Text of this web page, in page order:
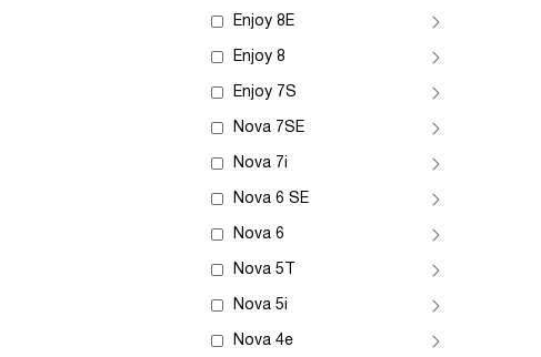
Enjoy 8E
Enjoy 8
Enjoy 7S
Nova 7SE
Nova 7i
Nova 6 SE
Nova 6
Nova 5T
Nova 5i
Nova 4e